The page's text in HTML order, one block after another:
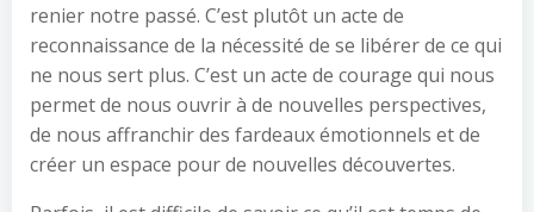
renier notre passé. C’est plutôt un acte de
reconnaissance de la nécessité de se libérer de ce qui
ne nous sert plus. C’est un acte de courage qui nous
permet de nous ouvrir à de nouvelles perspectives,
de nous affranchir des fardeaux émotionnels et de
créer un espace pour de nouvelles découvertes.